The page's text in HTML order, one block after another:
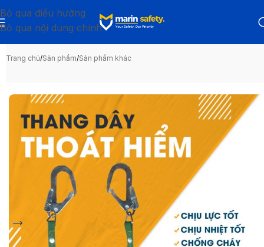
Bỏ qua điều hướng
Bỏ qua nội dung chính
Trang chủ/Sản phẩm/Sản phẩm khác